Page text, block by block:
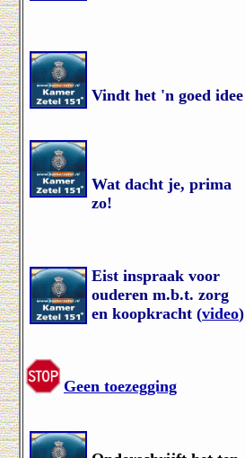
Vindt het 'n goed idee
Wat dacht je, prima
zo!
Eist inspraak voor
ouderen m.b.t. zorg
en koopkracht (video)
Geen toezegging